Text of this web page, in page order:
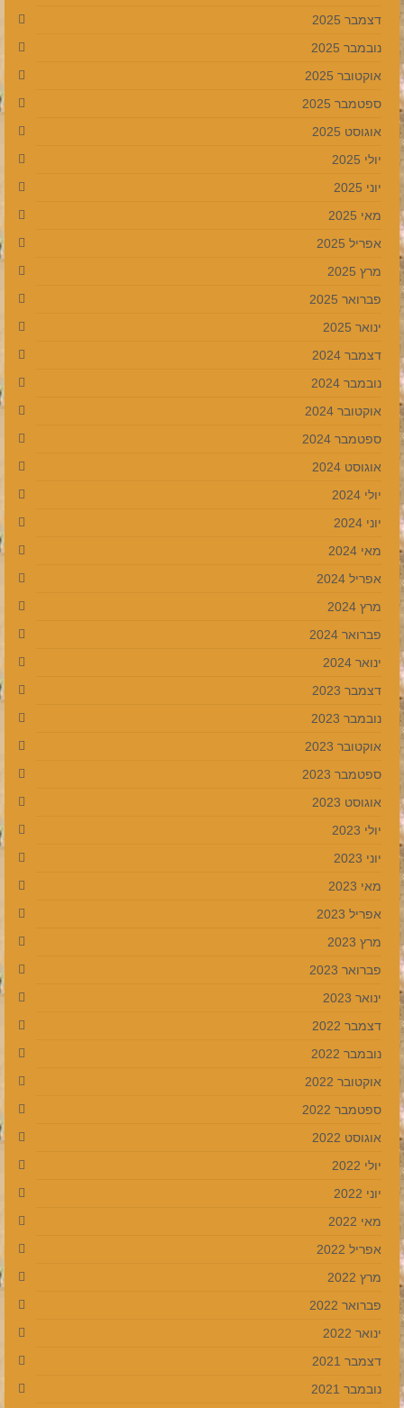
דצמבר 2025
נובמבר 2025
אוקטובר 2025
ספטמבר 2025
אוגוסט 2025
יולי 2025
יוני 2025
מאי 2025
אפריל 2025
מרץ 2025
פברואר 2025
ינואר 2025
דצמבר 2024
נובמבר 2024
אוקטובר 2024
ספטמבר 2024
אוגוסט 2024
יולי 2024
יוני 2024
מאי 2024
אפריל 2024
מרץ 2024
פברואר 2024
ינואר 2024
דצמבר 2023
נובמבר 2023
אוקטובר 2023
ספטמבר 2023
אוגוסט 2023
יולי 2023
יוני 2023
מאי 2023
אפריל 2023
מרץ 2023
פברואר 2023
ינואר 2023
דצמבר 2022
נובמבר 2022
אוקטובר 2022
ספטמבר 2022
אוגוסט 2022
יולי 2022
יוני 2022
מאי 2022
אפריל 2022
מרץ 2022
פברואר 2022
ינואר 2022
דצמבר 2021
נובמבר 2021